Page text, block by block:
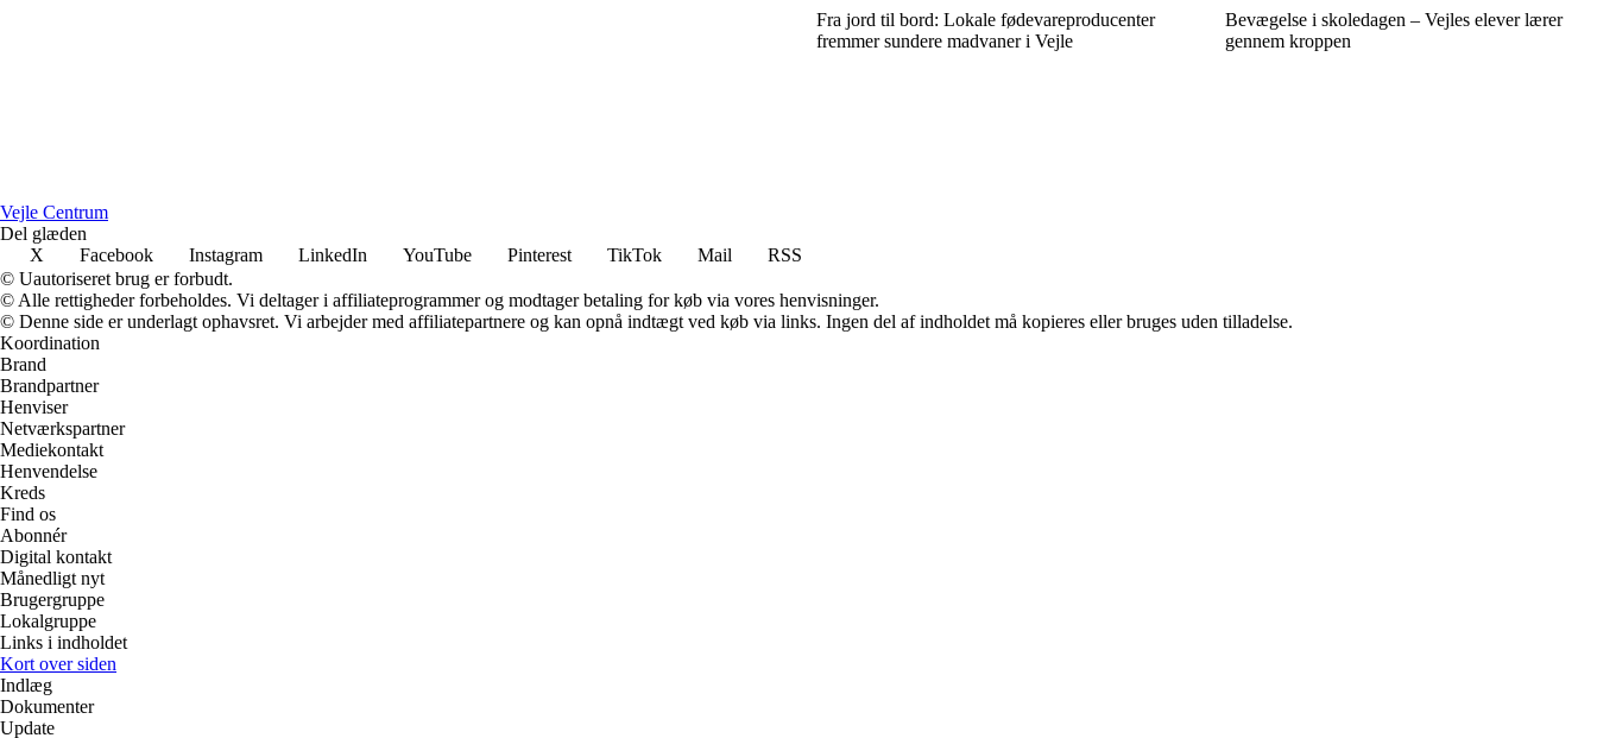
Fra jord til bord: Lokale fødevareproducenter
fremmer sundere madvaner i Vejle
Bevægelse i skoledagen – Vejles elever lærer
gennem kroppen
Vejle Centrum
Del glæden
X
Facebook Instagram LinkedIn YouTube Pinterest TikTok Mail
RSS
© Uautoriseret brug er forbudt.
© Alle rettigheder forbeholdes. Vi deltager i affiliateprogrammer og modtager betaling for køb via vores henvisninger.
© Denne side er underlagt ophavsret. Vi arbejder med affiliatepartnere og kan opnå indtægt ved køb via links. Ingen del af indholdet må kopieres eller bruges uden tilladelse.
Koordination
Brand
Brandpartner
Henviser
Netværkspartner
Mediekontakt
Henvendelse
Kreds
Find os
Abonnér
Digital kontakt
Månedligt nyt
Brugergruppe
Lokalgruppe
Links i indholdet
Kort over siden
Indlæg
Dokumenter
Update